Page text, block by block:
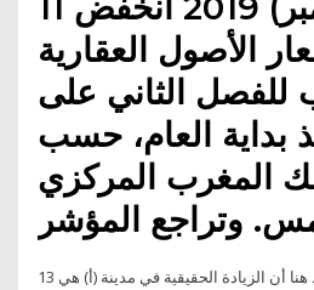
الأصول العقارية
للفصل الثاني على
بداية العام، حسب
المغرب المركزي
13 نيسان (إبريل) 2020 نلاحظ هنا أن الزيادة الحقيقية في مدينة (أ) هي